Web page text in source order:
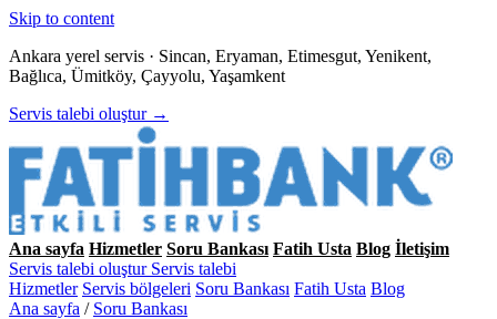
Skip to content
Ankara yerel servis · Sincan, Eryaman, Etimesgut, Yenikent,
Bağlıca, Ümitköy, Çayyolu, Yaşamkent
Servis talebi oluştur →
Ana sayfa Hizmetler Soru Bankası Fatih Usta Blog İletişim
Servis talebi oluştur Servis talebi
Hizmetler Servis bölgeleri Soru Bankası Fatih Usta Blog
Ana sayfa / Soru Bankası